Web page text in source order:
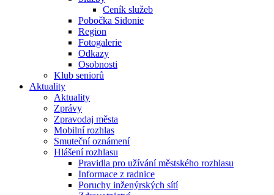
Ceník služeb
Pobočka Sidonie
Region
Fotogalerie
Odkazy
Osobnosti
Klub seniorů
Aktuality
Aktuality
Zprávy
Zpravodaj města
Mobilní rozhlas
Smuteční oznámení
Hlášení rozhlasu
Pravidla pro užívání městského rozhlasu
Informace z radnice
Poruchy inženýrských sítí